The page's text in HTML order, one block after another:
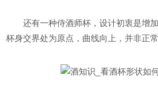
还有一种侍酒师杯，设计初衷是增加
杯身交界处为原点，曲线向上，并非正常